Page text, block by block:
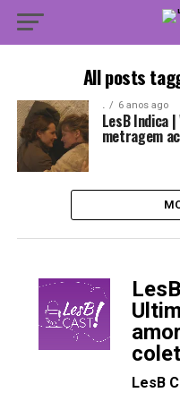
All posts
. 6 anos ago
LesB Indica
metragem
-
LesB